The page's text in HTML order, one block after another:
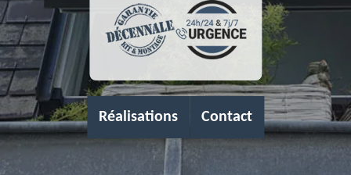
Réalisations Contact